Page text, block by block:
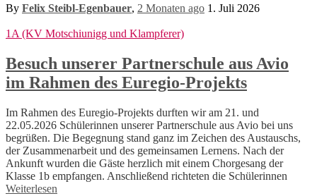
By Felix Steibl-Egenbauer, 2 Monaten ago 1. Juli 2026
1A (KV Motschiunigg und Klampferer)
Besuch unserer Partnerschule aus Avio
im Rahmen des Euregio-Projekts
Im Rahmen des Euregio-Projekts durften wir am 21. und
22.05.2026 Schülerinnen unserer Partnerschule aus Avio bei uns
begrüßen. Die Begegnung stand ganz im Zeichen des Austauschs,
der Zusammenarbeit und des gemeinsamen Lernens. Nach der
Ankunft wurden die Gäste herzlich mit einem Chorgesang der
Klasse 1b empfangen. Anschließend richteten die Schülerinnen
Weiterlesen